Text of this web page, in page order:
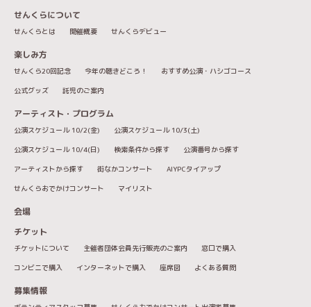
せんくらについて
せんくらとは 開催概要 せんくらデビュー
楽しみ方
せんくら20回記念 今年の聴きどころ！
おすすめ公演・ハシゴコース
公式グッズ
託児のご案内
アーティスト・プログラム
公演スケジュール 10/2(金)
公演スケジュール 10/3(土)
公演スケジュール 10/4(日)
検索条件から探す
公演番号から探す
アーティストから探す
街なかコンサート
AIYPCタイアップ
せんくらおでかけコンサート
マイリスト
会場
チケット
チケットについて 主催者団体会員先行販売のご案内
窓口で購入
コンビニで購入
インターネットで購入 座席図 よくある質問
募集情報